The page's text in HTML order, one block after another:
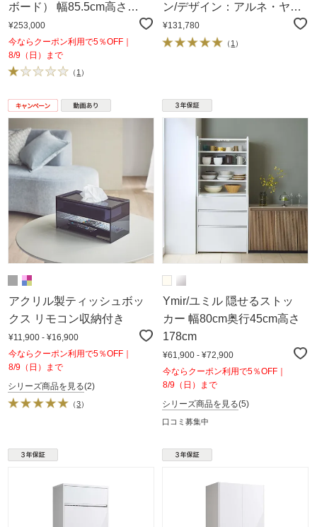
ボード） 幅85.5cm高さ
180cm
¥253,000
今ならクーポン利用で5％OFF｜
8/9（日）まで
（ 1 ）
ン/デザイン：アルネ・ヤコ
ブセン］
¥131,780
（ 1 ）
アクリル製ティッシュボッ
クス リモコン収納付き
¥11,900 - ¥16,900
今ならクーポン利用で5％OFF｜
8/9（日）まで
シリーズ商品を見る(2)
（3）
Ymir/ユミル 隠せるストッ
カー 幅80cm奥行45cm高さ
178cm
¥61,900 - ¥72,900
今ならクーポン利用で5％OFF｜
8/9（日）まで
シリーズ商品を見る(5)
口コミ募集中